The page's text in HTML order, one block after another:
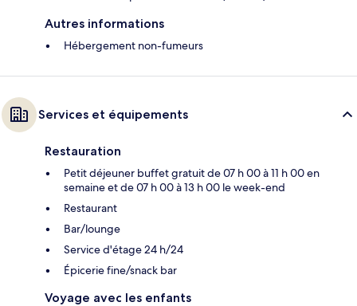
Autres informations
Hébergement non-fumeurs
Services et équipements
Restauration
Petit déjeuner buffet gratuit de 07 h 00 à 11 h 00 en
semaine et de 07 h 00 à 13 h 00 le week-end
Restaurant
Bar/lounge
Service d'étage 24 h/24
Épicerie fine/snack bar
Voyage avec les enfants